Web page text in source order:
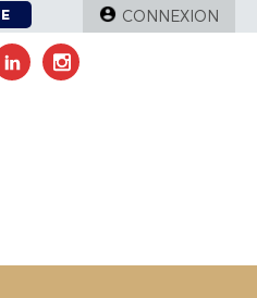
CONNEXION